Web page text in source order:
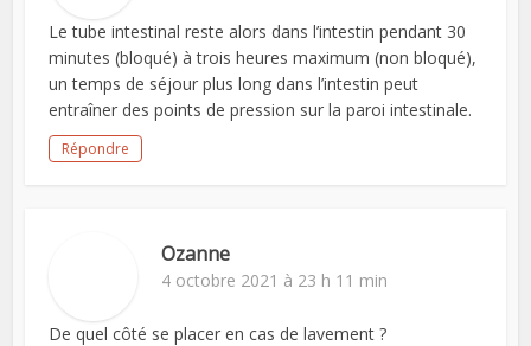
Le tube intestinal reste alors dans l’intestin pendant 30
minutes (bloqué) à trois heures maximum (non bloqué),
un temps de séjour plus long dans l’intestin peut
entraîner des points de pression sur la paroi intestinale.
Répondre
Ozanne
4 octobre 2021 à 23 h 11 min
De quel côté se placer en cas de lavement ?